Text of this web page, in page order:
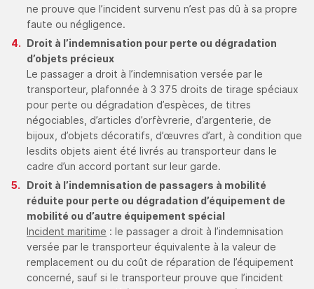
ne prouve que l’incident survenu n’est pas dû à sa propre
faute ou négligence.
Droit à l’indemnisation pour perte ou dégradation
d’objets précieux
Le passager a droit à l’indemnisation versée par le
transporteur, plafonnée à 3 375 droits de tirage spéciaux
pour perte ou dégradation d’espèces, de titres
négociables, d’articles d’orfèvrerie, d’argenterie, de
bijoux, d’objets décoratifs, d’œuvres d’art, à condition que
lesdits objets aient été livrés au transporteur dans le
cadre d’un accord portant sur leur garde.
Droit à l’indemnisation de passagers à mobilité
réduite pour perte ou dégradation d’équipement de
mobilité ou d’autre équipement spécial
Incident maritime : le passager a droit à l’indemnisation
versée par le transporteur équivalente à la valeur de
remplacement ou du coût de réparation de l’équipement
concerné, sauf si le transporteur prouve que l’incident